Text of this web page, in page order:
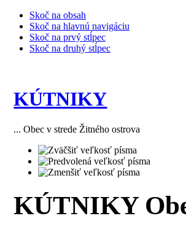
Skoč na obsah
Skoč na hlavnú navigáciu
Skoč na prvý stĺpec
Skoč na druhý stĺpec
KÚTNIKY
... Obec v strede Žitného ostrova
KÚTNIKY